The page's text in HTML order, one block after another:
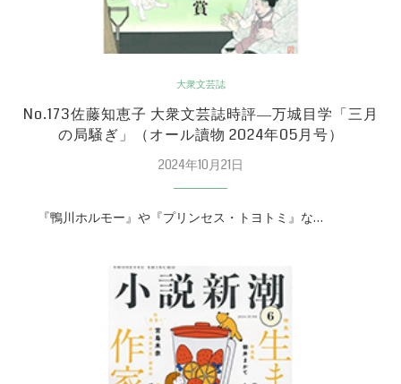
大衆文芸誌
No.173佐藤知恵子 大衆文芸誌時評―万城目学「三月
の局騒ぎ」（オール讀物 2024年05月号）
2024年10月21日
『鴨川ホルモー』や『プリンセス・トヨトミ』な…